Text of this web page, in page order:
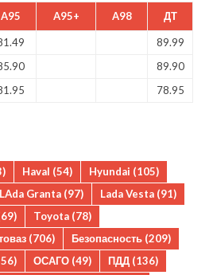
A95 A95+ A98 ДТ
89.99
89.90
78.95
Haval (54) Hyundai (105)
LAda Granta (97) Lada Vesta (91)
Toyota (78)
(706) Безопасность (209)
ОСАГО (49) ПДД (136)